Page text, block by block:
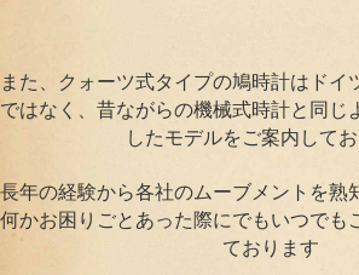
また、クォーツ式タイプの鳩時計はドイ
ではなく、昔ながらの機械式時計と同じ
したモデルをご案内して
長年の経験から各社のムーブメントを熟
何かお困りごとあった際にでもいつでも
ております